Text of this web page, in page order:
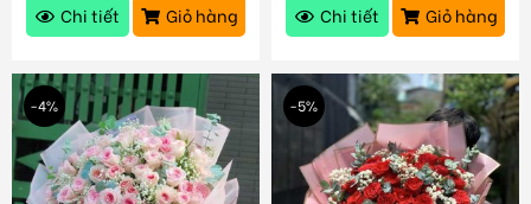
Chi tiết
Giỏ hàng
Chi tiết
Giỏ hàng
-4% -5%